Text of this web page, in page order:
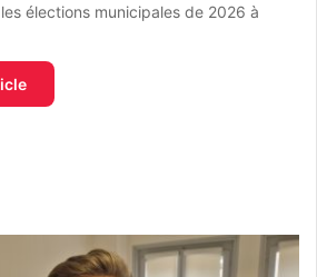
élections municipales de 2026 à